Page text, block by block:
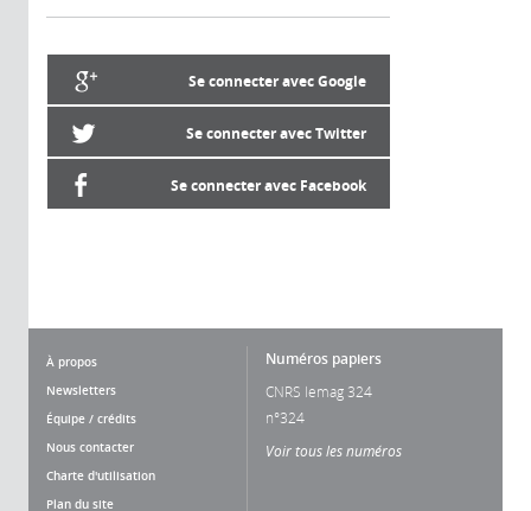
Se connecter avec Google
Se connecter avec Twitter
Se connecter avec Facebook
À propos
Newsletters
Équipe / crédits
Nous contacter
Charte d'utilisation
Plan du site
Numéros papiers
CNRS lemag 324
n°324
Voir tous les numéros